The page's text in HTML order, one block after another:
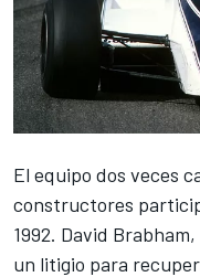
El equipo dos veces
constructores
1992. David
un litigio para